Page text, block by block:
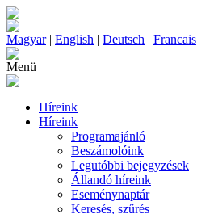
Magyar| English | Deutsch | Francais
Menü
Híreink
Híreink
Programajánló
Beszámolóink
Legutóbbi bejegyzések
Állandó híreink
Eseménynaptár
Keresés, szűrés